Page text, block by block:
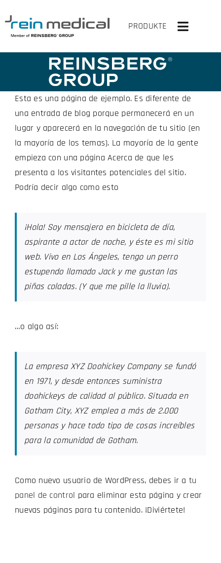
to
content
PRODUKTE
Toggle
INICIO
SOLUCIONES
PRODUCTOS
VIRTUAL OP
LA EMPRESA
Esta es una página de ejemplo. Es diferente de
una entrada de blog porque permanecerá en un
lugar y aparecerá en la navegación de tu sitio (en
la mayoría de los temas). La mayoría de la gente
empieza con una página Acerca de que les
presenta a los visitantes potenciales del sitio.
Podría decir algo como esto
¡Hola! Soy mensajero en bicicleta de día,
aspirante a actor de noche, y éste es mi sitio
web. Vivo en Los Ángeles, tengo un perro
estupendo llamado Jack y me gustan las
piñas coladas. (Y que me pille la lluvia).
…o algo así:
La empresa XYZ Doohickey Company se fundó
en 1971, y desde entonces suministra
doohickeys de calidad al público. Situada en
Gotham City, XYZ emplea a más de 2.000
personas y hace todo tipo de cosas increíbles
para la comunidad de Gotham.
Como nuevo usuario de WordPress, debes ir a tu
panel de control para eliminar esta página y crear
nuevas páginas para tu contenido. ¡Diviértete!